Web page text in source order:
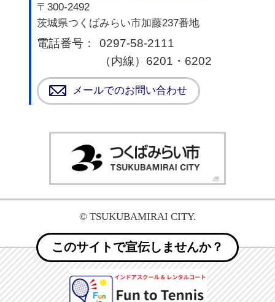
〒300-2492
茨城県つくばみらい市加藤237番地
電話番号：
0297-58-2111
（内線）6201・6202
メールでのお問い合わせ
© TSUKUBAMIRAI CITY.
このサイトで宣伝しませんか？